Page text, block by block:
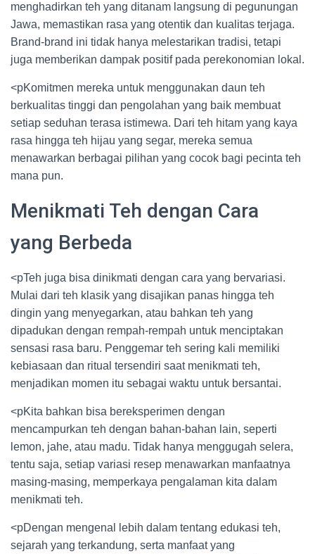
menghadirkan teh yang ditanam langsung di pegunungan
Jawa, memastikan rasa yang otentik dan kualitas terjaga.
Brand-brand ini tidak hanya melestarikan tradisi, tetapi
juga memberikan dampak positif pada perekonomian lokal.
<pKomitmen mereka untuk menggunakan daun teh
berkualitas tinggi dan pengolahan yang baik membuat
setiap seduhan terasa istimewa. Dari teh hitam yang kaya
rasa hingga teh hijau yang segar, mereka semua
menawarkan berbagai pilihan yang cocok bagi pecinta teh
mana pun.
Menikmati Teh dengan Cara
yang Berbeda
<pTeh juga bisa dinikmati dengan cara yang bervariasi.
Mulai dari teh klasik yang disajikan panas hingga teh
dingin yang menyegarkan, atau bahkan teh yang
dipadukan dengan rempah-rempah untuk menciptakan
sensasi rasa baru. Penggemar teh sering kali memiliki
kebiasaan dan ritual tersendiri saat menikmati teh,
menjadikan momen itu sebagai waktu untuk bersantai.
<pKita bahkan bisa bereksperimen dengan
mencampurkan teh dengan bahan-bahan lain, seperti
lemon, jahe, atau madu. Tidak hanya menggugah selera,
tentu saja, setiap variasi resep menawarkan manfaatnya
masing-masing, memperkaya pengalaman kita dalam
menikmati teh.
<pDengan mengenal lebih dalam tentang edukasi teh,
sejarah yang terkandung, serta manfaat yang